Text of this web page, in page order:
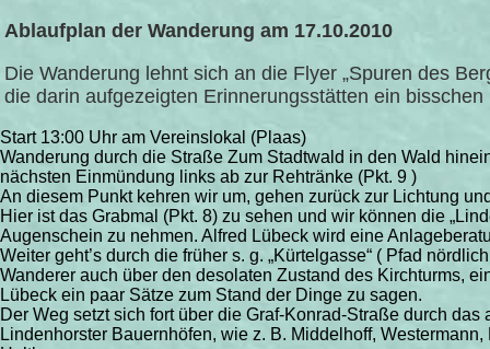
Ablaufplan der Wanderung am 17.10.2010
Die Wanderung lehnt sich an die Flyer „Spuren des
die darin aufgezeigten Erinnerungsstätten ein
Start 13:00 Uhr am Vereinslokal (Plaas)
Wanderung durch die Straße Zum Stadtwald in den Wald
nächsten Einmündung links ab zur Rehtränke (Pkt. 9 )
An diesem Punkt kehren wir um, gehen zurück zur Lichtung
Hier ist das Grabmal (Pkt. 8) zu sehen und wir können die
Augenschein zu nehmen. Alfred Lübeck wird eine
Weiter geht’s durch die früher s. g. „Kürtelgasse“ ( Pfad
Wanderer auch über den desolaten Zustand des Kirchturms,
Lübeck ein paar Sätze zum Stand der Dinge zu sagen.
Der Weg setzt sich fort über die Graf-Konrad-Straße durch
Lindenhorster Bauernhöfen, wie z. B. Middelhoff,